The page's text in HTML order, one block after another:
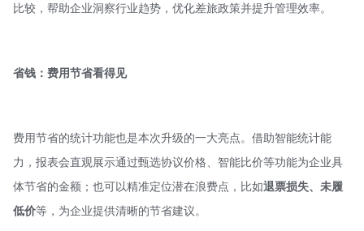
比较，帮助企业洞察行业趋势，优化差旅政策并提升管理效率。
省钱：费用节省看得见
费用节省的统计功能也是本次升级的一大亮点。借助智能统计能
力，报表会直观展示通过甄选协议价格、智能比价等功能为企业具
体节省的金额；也可以精准定位潜在浪费点，比如退票损失、未履
低价等，为企业提供清晰的节省建议。